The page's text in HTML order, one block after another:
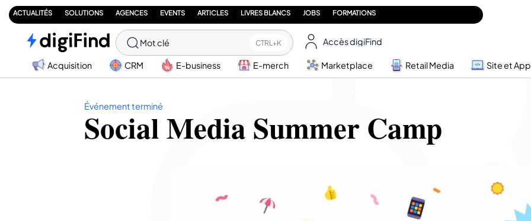
ACTUALITÉS SOLUTIONS AGENCES EVENTS ARTICLES LIVRES BLANCS JOBS FORMATIONS
Mot clé CTRL+K Accès digiFind
Acquisition CRM E-business E-merch Marketplace Retail Media Site et App
Événement terminé
Social Media Summer Camp